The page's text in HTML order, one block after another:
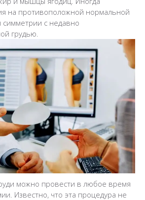
на противоположной нормальной
симметрии с недавно
грудью.
можно провести в любое время
Известно, что эта процедура не